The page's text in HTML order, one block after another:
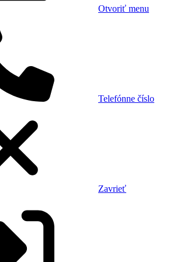
Otvoriť menu
Telefónne číslo
Zavrieť